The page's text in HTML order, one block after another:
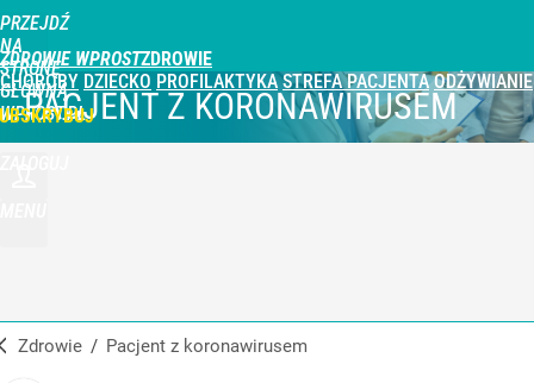
PRZEJDŹ
NA
STRONĘ
GŁÓWNĄ
WPROST.PL
ZDROWIE WPROST
CHOROBY DZIECKO PROFILAKTYKA STREFA PACJENTA ODŻYWIANIE
PACJENT Z KORONAWIRUSEM
Zdrowie / Pacjent z koronawirusem